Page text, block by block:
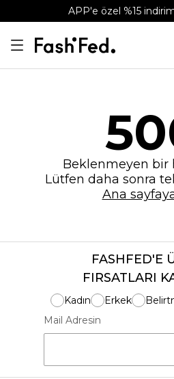
APP'e özel %15
Beklenmeyen bir
Lütfen daha sonra
Ana
FASHFED'E
FIRSATLARI
Kadın Erkek
Mail Adresin